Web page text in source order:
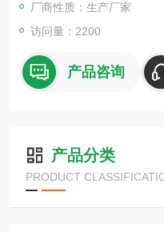
厂商性质：生产厂家
访问量：2200
产品咨询
产品分类
PRODUCT